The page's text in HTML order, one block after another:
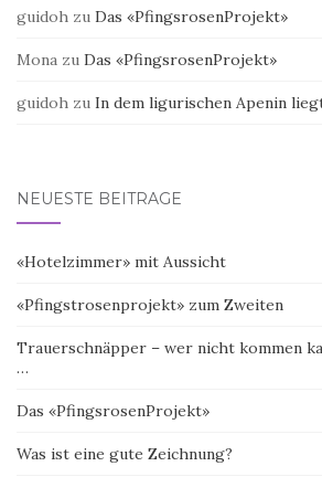
guidoh zu Das «PfingsrosenProjekt»
Mona zu Das «PfingsrosenProjekt»
guidoh zu In dem ligurischen Apenin
NEUESTE BEITRÄGE
«Hotelzimmer» mit Aussicht
«Pfingstrosenprojekt» zum Zweiten
Trauerschnäpper – wer nicht kommen
…
Das «PfingsrosenProjekt»
Was ist eine gute Zeichnung?